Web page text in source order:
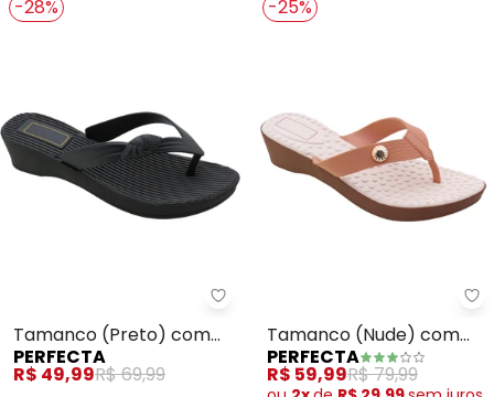
-28%
Perfecta - Tamanco (Preto)
Tamanco (Preto) com
Palmilha Confort
PERFECTA
R$ 49,99R$ 69,99
-25%
Tamanco (Nude) com
Palmilha Confort
PERFECTA
R$ 59,99R$ 79,99